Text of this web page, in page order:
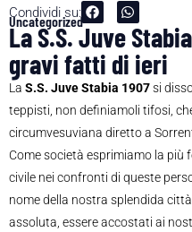
Condividi su:
Uncategorized
La S.S. Juve
gravi fatti di ieri
La S.S. Juve Stabia 1907si
teppisti, non definiamoli tifosi,
circumvesuviana diretto a
Come società esprimiamo la più
civile nei confronti di queste
nome della nostra splendida
assoluta, essere accostati ai